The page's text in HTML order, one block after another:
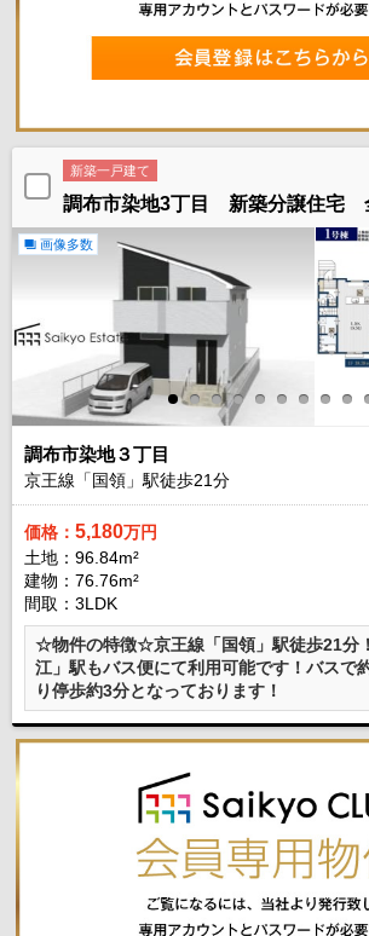
新築一戸建て
調布市染地3丁目 新築分譲住宅
画像多数
調布市染地３丁目
京王線「国領」駅徒歩21分
価格： 5,180万円
土地：96.84m²
建物：76.76m²
間取：3LDK
☆物件の特徴☆京王線「国領」駅徒歩21分
江」駅もバス便にて利用可能です！バスで
り停歩約3分となっております！